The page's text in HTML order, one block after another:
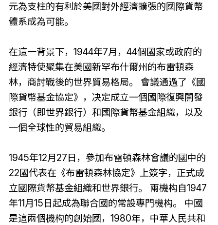
元為支柱的有利於美國對外經濟擴張的國際貨幣
體系成為可能。
在這一背景下，1944年7月，44個國家或政府的
經濟特使聚集在美國新罕布什爾州的布雷頓森
林，商討戰後的世界貿易格局。 會議通過了《國
際貨幣基金協定》，决定成立一個國際復興開發
銀行（即世界銀行）和國際貨幣基金組織，以及
一個全球性的貿易組織。
1945年12月27日，參加布雷頓森林會議的國中的
22國代表在《布雷頓森林協定》上簽字，正式成
立國際貨幣基金組織和世界銀行。 兩機构自1947
年11月15日起成為聯合國的常設專門機构。 中國
是這兩個機构的創始國，1980年，中華人民共和